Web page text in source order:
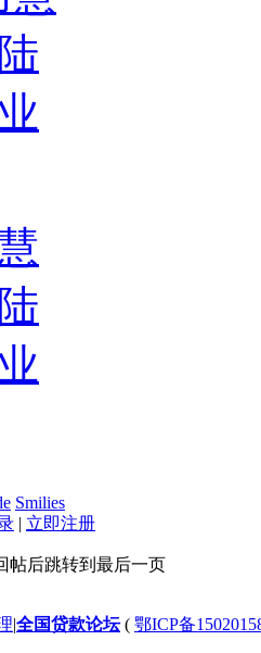
Smilies
| 立即注册
帖后跳转到最后一页
|全国贷款论坛( 鄂ICP备